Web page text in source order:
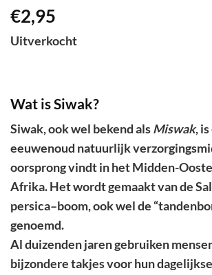
€2,95
Uitverkocht
Wat is Siwak?
Siwak, ook wel bekend alsMiswak,
eeuwenoud natuurlijk
oorsprong vindt in het Midden-
Afrika. Het wordt gemaakt van de
persica–boom, ook wel de
genoemd.
Al duizenden jaren gebruiken
bijzondere takjes voor hun dagelijkse